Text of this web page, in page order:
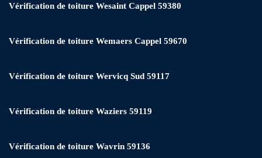
Vérification de toiture Wesaint Cappel 59380
Vérification de toiture Wemaers Cappel 59670
Vérification de toiture Wervicq Sud 59117
Vérification de toiture Waziers 59119
Vérification de toiture Wavrin 59136